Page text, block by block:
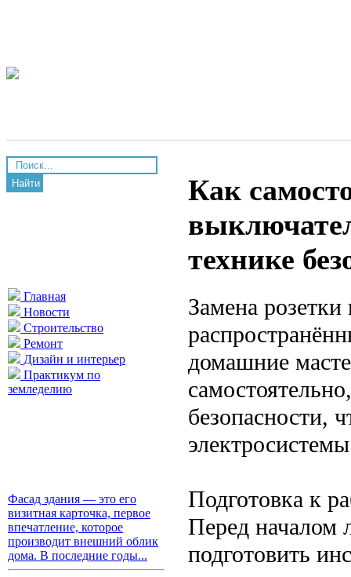
Найти
Главная
Новости
Строительство
Ремонт
Дизайн и интерьер
Практикум по
земледелию
Фасад здания — это его
визитная карточка, первое
впечатление, которое
производит внешний облик
дома. В последние годы...
Как
технике
Замена
домашние
безопасности,
Подготовка к
Перед началом
подготовить